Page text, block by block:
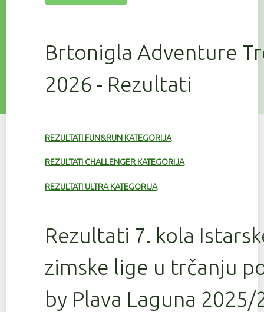
Brtonigla Adventure
2026 - Rezultati
REZULTATI FUN&RUN KATEGORIJA
REZULTATI CHALLENGER KATEGORIJA
REZULTATI ULTRA KATEGORIJA
Rezultati 7. kola
zimske lige u trčanju
by Plava Laguna 2025/